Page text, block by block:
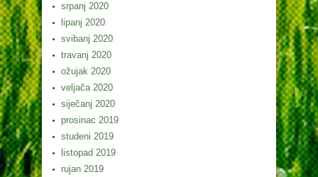
srpanj 2020
lipanj 2020
svibanj 2020
travanj 2020
ožujak 2020
veljača 2020
siječanj 2020
prosinac 2019
studeni 2019
listopad 2019
rujan 2019